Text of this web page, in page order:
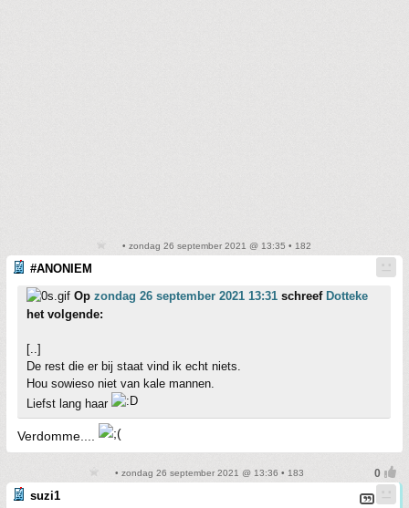
• zondag 26 september 2021 @ 13:35 • 182
#ANONIEM
Op zondag 26 september 2021 13:31 schreef Dotteke
het volgende:
[..]
De rest die er bij staat vind ik echt niets.
Hou sowieso niet van kale mannen.
Liefst lang haar
Verdomme....
• zondag 26 september 2021 @ 13:36 • 183
suzi1